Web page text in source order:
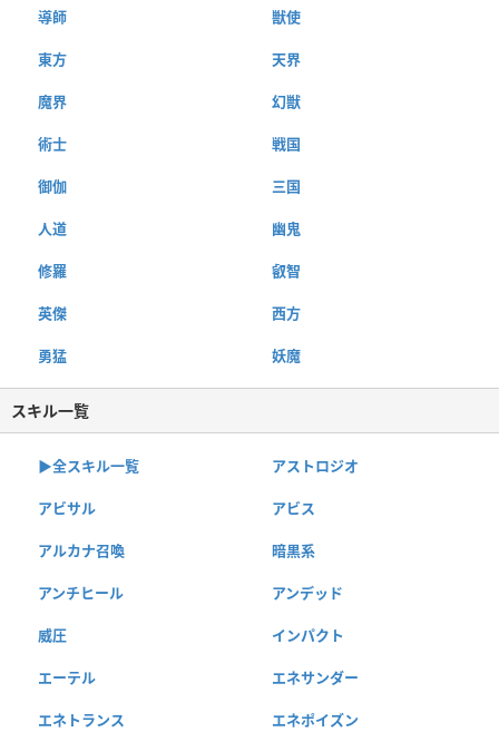
導師 獣使
東方 天界
魔界 幻獣
術士 戦国
御伽 三国
人道 幽鬼
修羅 叡智
英傑 西方
勇猛 妖魔
スキル一覧
▶︎全スキル一覧 アストロジオ
アビサル アビス
アルカナ召喚 暗黒系
アンチヒール アンデッド
威圧 インパクト
エーテル エネサンダー
エネトランス エネポイズン